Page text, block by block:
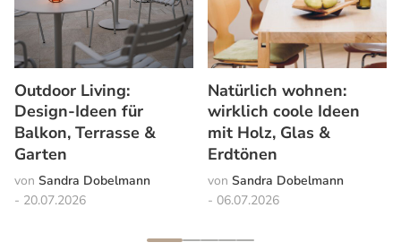
Outdoor Living:
Design-Ideen für
Balkon, Terrasse &
Garten
Sandra Dobelmann
20.07.2026
Natürlich wohnen:
wirklich coole Ideen
mit Holz, Glas &
Erdtönen
Sandra Dobelmann
06.07.2026